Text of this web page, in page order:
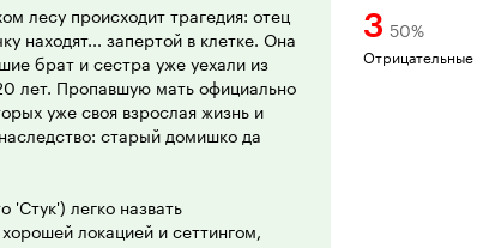
лесу происходит трагедия: отец
находят... запертой в клетке. Она
брат и сестра уже уехали из
лет. Пропавшую мать официально
уже своя взрослая жизнь и
старый домишко да
'Стук') легко назвать
локацией и сеттингом,
3 50%
Отрицательные